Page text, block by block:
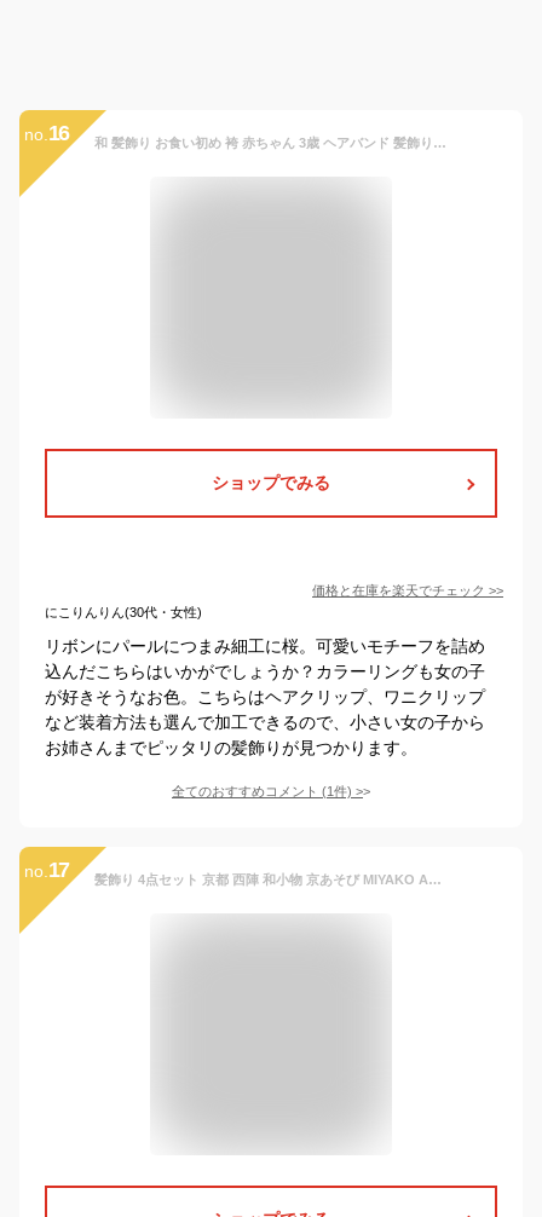
no. 16 和 髪飾り お食い初め 袴 赤ちゃん 3歳 ヘアバンド 髪飾り 子供 ベビー袴 女の子 753 ヘアアクセサリー 袴 着物 リボン 【つまみ細工とパールちりめんリボン】 ひなまつり 七五三 赤ちゃん 浴衣 桃の花 マム 赤 ひな祭り ピンク 新生児 キッズ 雛祭り 袴ロンパース
ショップでみる
価格と在庫を楽天でチェック >>
にこりんりん(30代・女性)
リボンにパールにつまみ細工に桜。可愛いモチーフを詰め
込んだこちらはいかがでしょうか？カラーリングも女の子
が好きそうなお色。こちらはヘアクリップ、ワニクリップ
など装着方法も選んで加工できるので、小さい女の子から
お姉さんまでピッタリの髪飾りが見つかります。
全てのおすすめコメント (1件) >
no. 17 髪飾り 4点セット 京都 西陣 和小物 京あそび MIYAKO ASOBI 紫 成人式 花 和風 浴衣 着物 振袖 袴 七五三 キッズ 結婚式お呼ばれ 卒業式 入学式 髪留め コーム 子供 日本製 送料無料 W 95 CM-T7-0745 w933 Si